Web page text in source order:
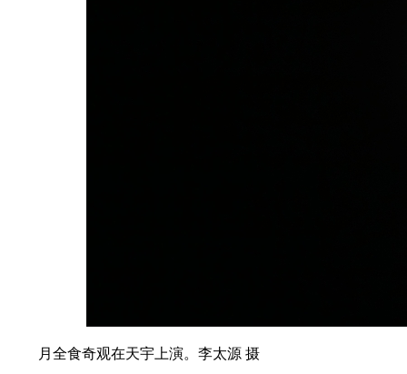
月全食奇观在天宇上演。李太源 摄